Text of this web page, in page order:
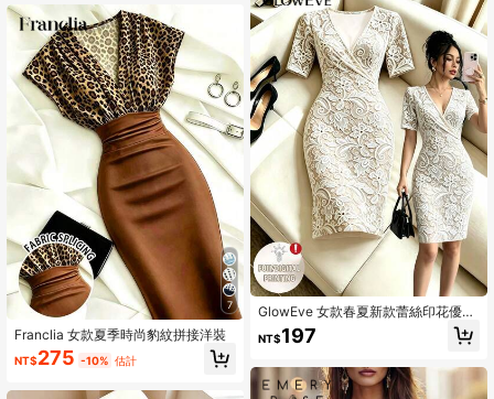
适合派对、约会或半正式场合。这款
连衣裙属于百搭双色修身长裙系列，
黑色和杏色拼接，显瘦显高。
7
Franclia 女款夏季時尚豹紋拼接洋裝
NT$275 -10% 估計
GlowEve 女款春夏新款蕾絲印花優雅
通勤短袖洋裝
NT$197